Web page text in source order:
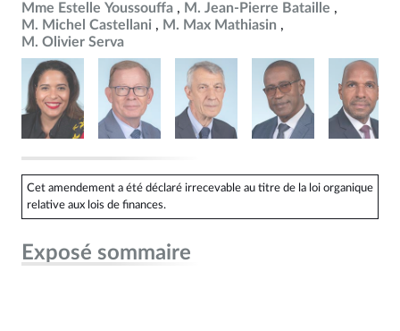
Mme Estelle Youssouffa
M. Jean-Pierre Bataille
M. Michel Castellani
M. Max Mathiasin
M. Olivier Serva
Cet amendement a été déclaré irrecevable au titre de la loi organique
relative aux lois de finances.
Exposé sommaire